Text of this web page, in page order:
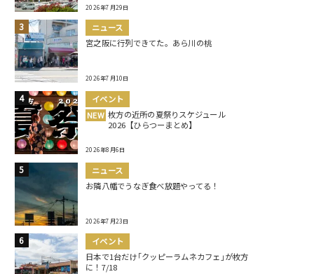
2026年7月29日
ニュース
宮之阪に行列できてた。あら川の桃
2026年7月10日
イベント
NEW 枚方の近所の夏祭りスケジュール
2026【ひらつーまとめ】
2026年8月6日
ニュース
お隣八幡でうなぎ食べ放題やってる！
2026年7月23日
イベント
日本で1台だけ｢クッピーラムネカフェ｣が枚方
に！7/18